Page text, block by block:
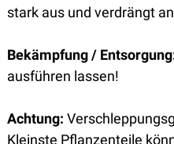
stark aus und verdrängt
Bekämpfung /
ausführen lassen!
Achtung:
Kleinste Pflanzenteile